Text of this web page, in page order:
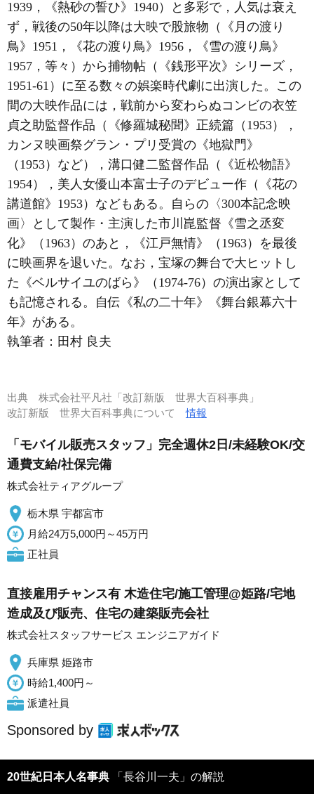
1939，《熱砂の誓ひ》1940）と多彩で，人気は衰え
ず，戦後の50年以降は大映で股旅物（《月の渡り
鳥》1951，《花の渡り鳥》1956，《雪の渡り鳥》
1957，等々）から捕物帖（《銭形平次》シリーズ，
1951-61）に至る数々の娯楽時代劇に出演した。この
間の大映作品には，戦前から変わらぬコンビの衣笠
貞之助監督作品（《修羅城秘聞》正続篇（1953），
カンヌ映画祭グラン・プリ受賞の《地獄門》
（1953）など），溝口健二監督作品（《近松物語》
1954），美人女優山本富士子のデビュー作（《花の
講道館》1953）などもある。自らの〈300本記念映
画〉として製作・主演した市川崑監督《雪之丞変
化》（1963）のあと，《江戸無情》（1963）を最後
に映画界を退いた。なお，宝塚の舞台で大ヒットし
た《ベルサイユのばら》（1974-76）の演出家として
も記憶される。自伝《私の二十年》《舞台銀幕六十
年》がある。
執筆者： 田村 良夫
出典 株式会社平凡社「改訂新版 世界大百科事典」
改訂新版 世界大百科事典について情報
「モバイル販売スタッフ」完全週休2日/未経験OK/交
通費支給/社保完備
株式会社ティアグループ
栃木県 宇都宮市
月給24万5,000円～45万円
正社員
直接雇用チャンス有 木造住宅/施工管理@姫路/宅地
造成及び販売、住宅の建築販売会社
株式会社スタッフサービス エンジニアガイド
兵庫県 姫路市
時給1,400円～
派遣社員
Sponsored by
20世紀日本人名事典 「長谷川一夫」の解説